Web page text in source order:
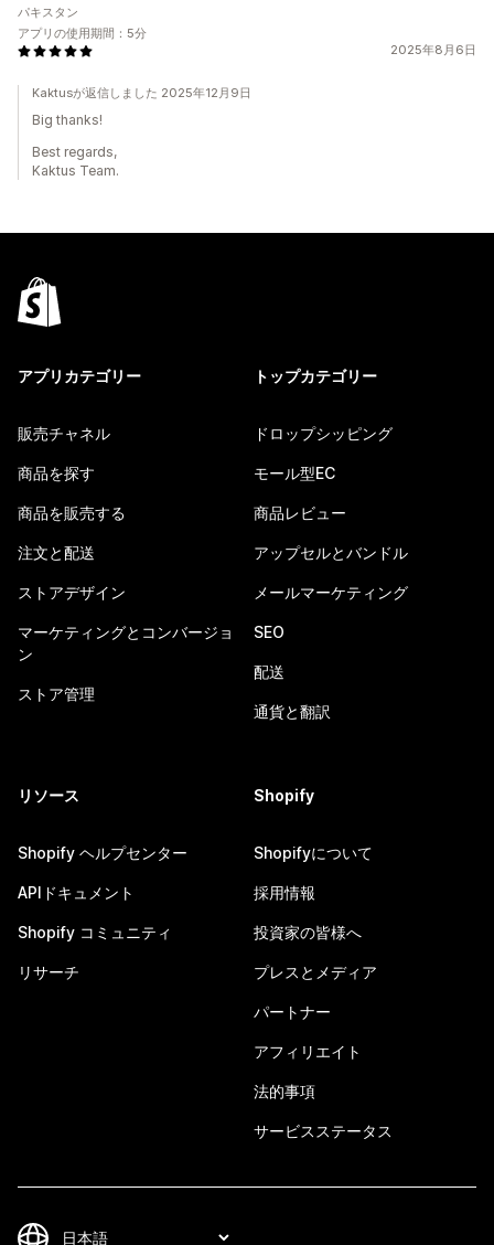
2025年8月6日
パキスタン
アプリの使用期間：5分
Kaktusが返信しました 2025年12月9日
Big thanks!
Best regards,
Kaktus Team.
アプリカテゴリー
販売チャネル
商品を探す
商品を販売する
注文と配送
ストアデザイン
マーケティングとコンバージョ
ン
ストア管理
トップカテゴリー
ドロップシッピング
モール型EC
商品レビュー
アップセルとバンドル
メールマーケティング
SEO
配送
通貨と翻訳
リソース
Shopify ヘルプセンター
APIドキュメント
Shopify コミュニティ
リサーチ
Shopify
Shopifyについて
採用情報
投資家の皆様へ
プレスとメディア
パートナー
アフィリエイト
法的事項
サービスステータス